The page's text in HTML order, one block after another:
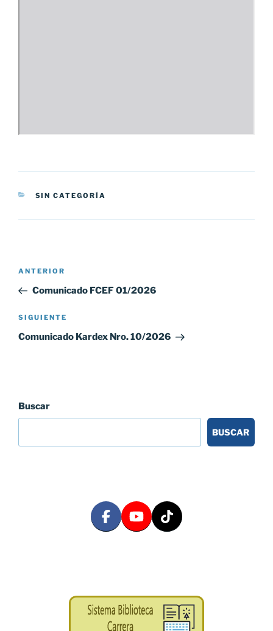
CATEGORÍAS
SIN CATEGORÍA
Navegación
entradas
Entrada
anterior:
ANTERIOR
Comunicado FCEF 01/2026
Siguiente
entrada
SIGUIENTE
Comunicado Kardex Nro. 10/2026
Buscar
BUSCAR